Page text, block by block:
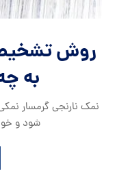
روش
به
نمک نارنجی گرمسار
شود و